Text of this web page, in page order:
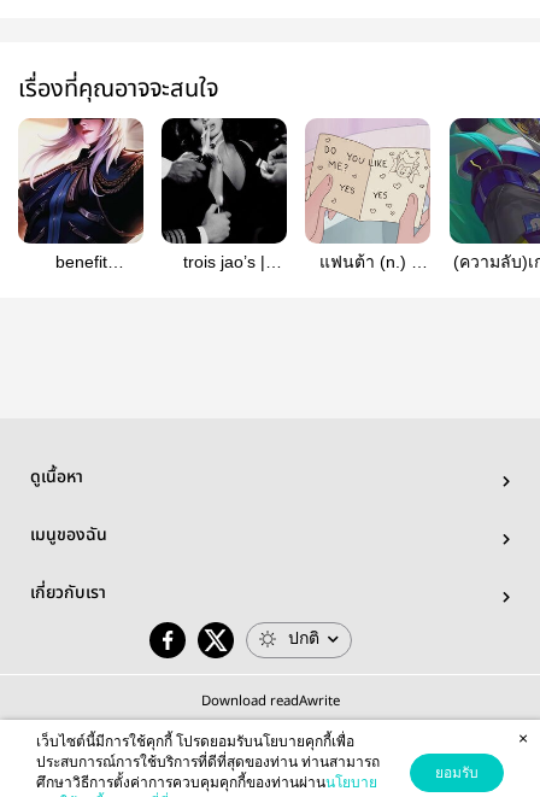
เรื่องที่คุณอาจจะสนใจ
benefit
trois jao’s |
แฟนต้า (n.) |
(ความลับ)เ
ดูเนื้อหา
เมนูของฉัน
เกี่ยวกับเรา
ปกติ
Download readAwrite
© 2026 readAwrite.com by MEB Corporation Public Company Limited
เว็บไซต์นี้มีการใช้คุกกี้ โปรดยอมรับนโยบายคุกกี้เพื่อ
ประสบการณ์การใช้บริการที่ดีที่สุดของท่าน ท่านสามารถ
ศึกษาวิธีการตั้งค่าการควบคุมคุกกี้ของท่านผ่านนโยบาย
ยอมรับ
×